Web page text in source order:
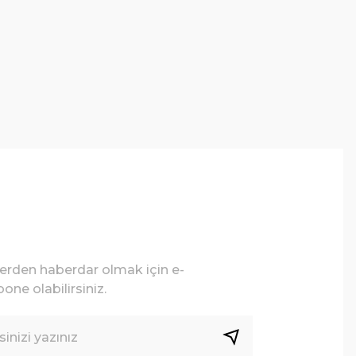
haberdar olmak için e-
olabilirsiniz.